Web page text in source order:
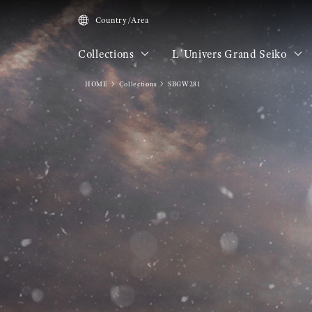
Country/Area
Collections L’Univers Grand Seiko
HOME Collections SBGW281